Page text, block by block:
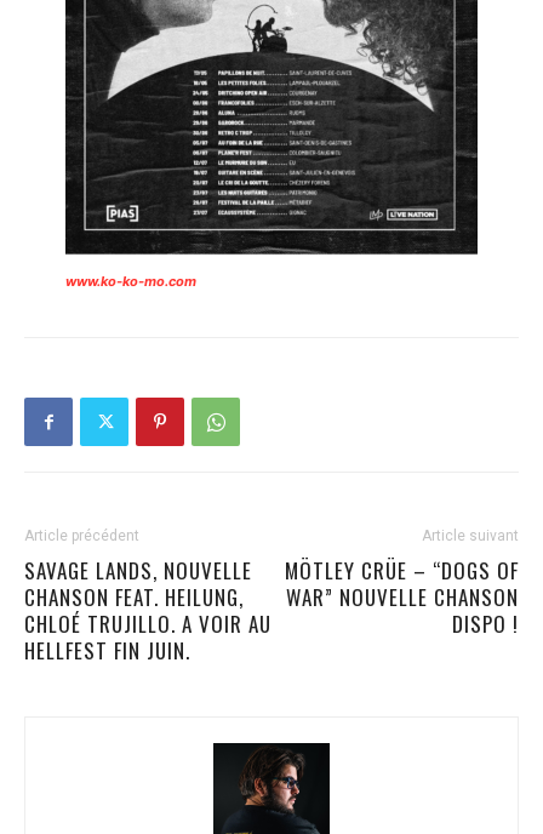
www.ko-ko-mo.com
Article précédent
SAVAGE LANDS, NOUVELLE
CHANSON FEAT. HEILUNG,
CHLOÉ TRUJILLO. A VOIR AU
HELLFEST FIN JUIN.
Article suivant
MÖTLEY CRÜE – “DOGS OF
WAR” NOUVELLE CHANSON
DISPO !